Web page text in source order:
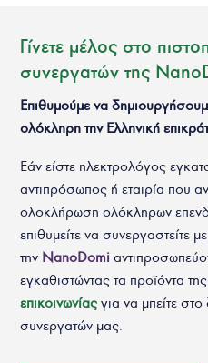
Γίνετε μέλος στο
συνεργατών της
Επιθυμούμε να
ολόκληρη την Ελληνική
Εάν είστε ηλεκτρολόγος
αντιπρόσωπος ή εταιρία που
ολοκλήρωση ολόκληρων
επιθυμείτε να συνεργαστείτε με
την NanoDomi
εγκαθιστώντας τα προϊόντα
επικοινωνίας για να μπείτε
συνεργατών μας.